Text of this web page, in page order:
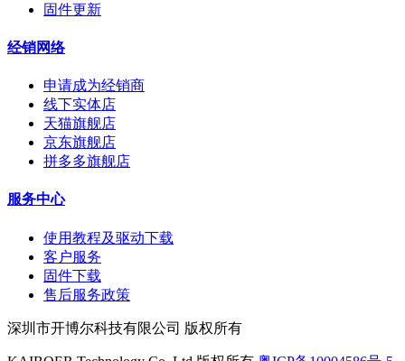
固件更新
经销网络
申请成为经销商
线下实体店
天猫旗舰店
京东旗舰店
拼多多旗舰店
服务中心
使用教程及驱动下载
客户服务
固件下载
售后服务政策
深圳市开博尔科技有限公司 版权所有